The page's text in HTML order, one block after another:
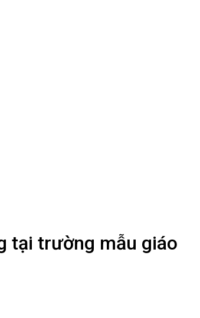
tại trường mẫu giáo